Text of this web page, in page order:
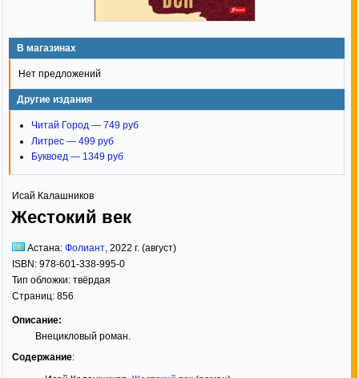
В магазинах
Нет предложений
Другие издания
Читай Город — 749 руб
Литрес — 499 руб
Буквоед — 1349 руб
Исай Калашников
Жестокий век
Астана: Фолиант 2022 г. (август)
ISBN: 978-601-338-995-0
Тип обложки: твёрдая
Страниц: 856
Описание:
Внецикловый роман.
Содержание: